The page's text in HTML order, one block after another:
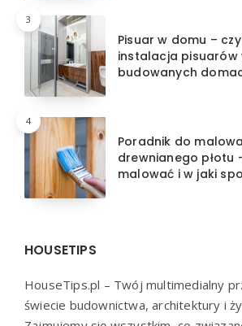
3
Pisuar w domu –
instalacja pisuarów
budowanych
4
Poradnik do
drewnianego płotu
malować i w jaki
HOUSETIPS
HouseTips.pl – Twój multimedialny
świecie budownictwa, architektury i